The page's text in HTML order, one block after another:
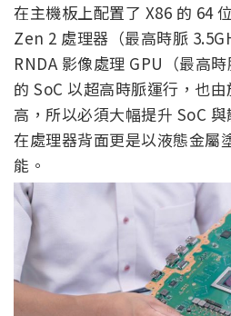
在主機板上配置了 X86 的 64
Zen 2 處理器（最高時脈
RNDA 影像處理 GPU（最高
的 SoC 以超高時脈運行，也
高，所以必須大幅提升 SoC
在處理器背面更是以液態金屬
能。